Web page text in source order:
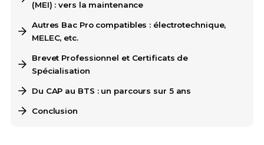
(MEI) : vers la maintenance
Autres Bac Pro compatibles : électrotechnique,
MELEC, etc.
Brevet Professionnel et Certificats de
Spécialisation
Du CAP au BTS : un parcours sur 5 ans
Conclusion